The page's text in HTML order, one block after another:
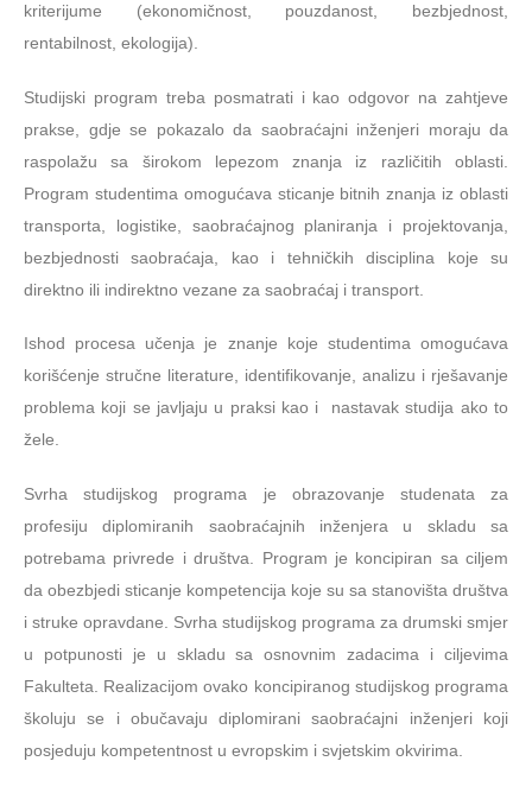
kriterijume (ekonomičnost, pouzdanost, bezbjednost,
rentabilnost, ekologija).
Studijski program treba posmatrati i kao odgovor na zahtjeve
prakse, gdje se pokazalo da saobraćajni inženjeri moraju da
raspolažu sa širokom lepezom znanja iz različitih oblasti.
Program studentima omogućava sticanje bitnih znanja iz oblasti
transporta, logistike, saobraćajnog planiranja i projektovanja,
bezbjednosti saobraćaja, kao i tehničkih disciplina koje su
direktno ili indirektno vezane za saobraćaj i transport.
Ishod procesa učenja je znanje koje studentima omogućava
korišćenje stručne literature, identifikovanje, analizu i rješavanje
problema koji se javlјaju u praksi kao i nastavak studija ako to
žele.
Svrha studijskog programa je obrazovanje studenata za
profesiju diplomiranih saobraćajnih inženjera u skladu sa
potrebama privrede i društva. Program je koncipiran sa cilјem
da obezbjedi sticanje kompetencija koje su sa stanovišta društva
i struke opravdane. Svrha studijskog programa za drumski smjer
u potpunosti je u skladu sa osnovnim zadacima i cilјevima
Fakulteta. Realizacijom ovako koncipiranog studijskog programa
školuju se i obučavaju diplomirani saobraćajni inženjeri koji
posjeduju kompetentnost u evropskim i svjetskim okvirima.